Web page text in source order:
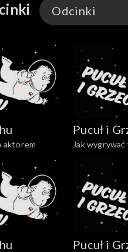
Odcinki
Odcinki
aktorem
Pucuł i
Jak
Pucuł i